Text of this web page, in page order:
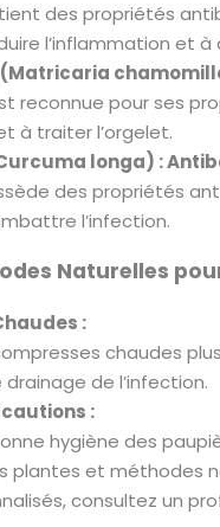
des propriétés
l’inflammation et à
(Matricaria
reconnue pour ses
à traiter l’orgelet.
longa) :
des propriétés
l’infection.
Naturelles
:
chaudes
de l’infection.
:
hygiène des
plantes et méthodes
consultez un